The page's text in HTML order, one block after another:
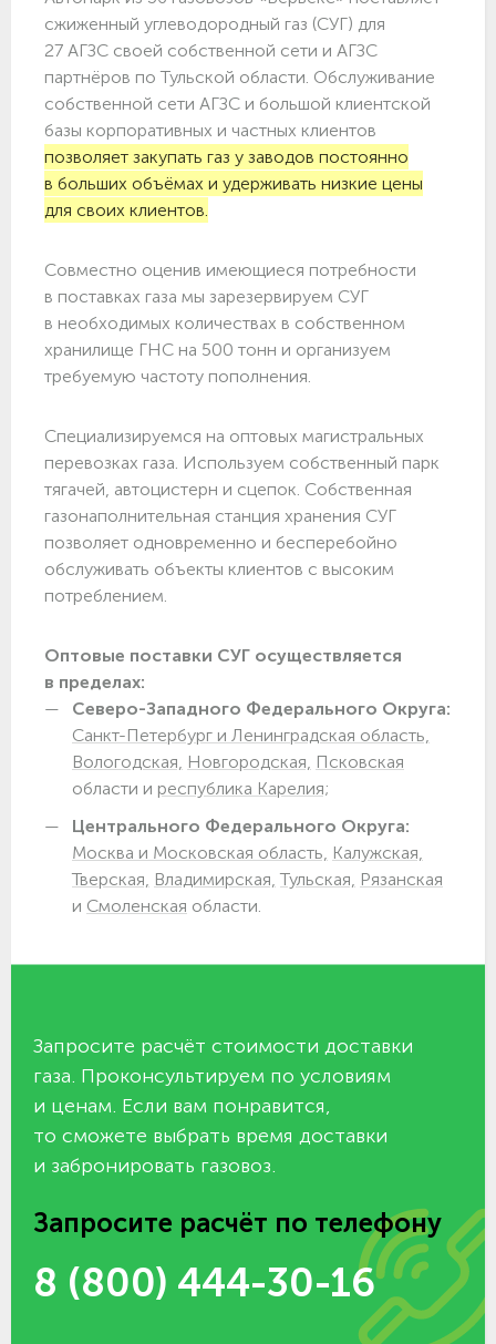
сжиженный углеводородный газ (СУГ) для
27 АГЗС своей собственной сети и АГЗС
партнёров по Тульской области. Обслуживание
собственной сети АГЗС и большой клиентской
базы корпоративных и частных клиентов
позволяет закупать газ у заводов постоянно
в больших объёмах и удерживать низкие цены
для своих клиентов.
Совместно оценив имеющиеся потребности
в поставках газа мы зарезервируем СУГ
в необходимых количествах в собственном
хранилище ГНС на 500 тонн и организуем
требуемую частоту пополнения.
Специализируемся на оптовых магистральных
перевозках газа. Используем собственный парк
тягачей, автоцистерн и сцепок. Собственная
газонаполнительная станция хранения СУГ
позволяет одновременно и бесперебойно
обслуживать объекты клиентов с высоким
потреблением.
Оптовые поставки СУГ осуществляется
в пределах:
Северо-Западного Федерального Округа:
Санкт-Петербург и Ленинградская область,
Вологодская, Новгородская, Псковская
области и республика Карелия;
Центрального Федерального Округа:
Москва и Московская область, Калужская,
Тверская, Владимирская, Тульская, Рязанская
и Смоленская области.
Запросите расчёт стоимости доставки
газа. Проконсультируем по условиям
и ценам. Если вам понравится,
то сможете выбрать время доставки
и забронировать газовоз.
Запросите расчёт по телефону
8 (800) 444-30-16